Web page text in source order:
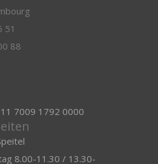
51
88
7009 1792 0000
8.00-11.30 / 13.30-